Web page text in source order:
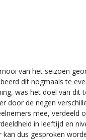
van het seizoen
dit nogmaals te
was het doel van dit
door de negen
mee, verdeeld
in leeftijd en
dus gesproken